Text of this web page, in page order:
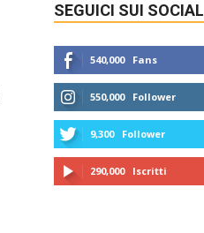
SEGUICI SUI SOCIAL
540,000 Fans
550,000 Follower
9,300 Follower
290,000 Iscritti